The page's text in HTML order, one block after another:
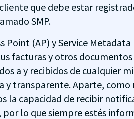
que debe estar
SMP.
Point (AP) y Service
facturas y otros documentos
a y recibidos de cualquier
y transparente. Aparte, como
la capacidad de recibir
lo que siempre estés